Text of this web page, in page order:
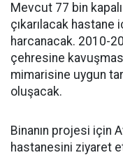
Mevcut 77 bin
çıkarılacak hastane
harcanacak. 2010-
çehresine
mimarisine uygun
oluşacak.
Binanın projesi için
hastanesini ziyaret